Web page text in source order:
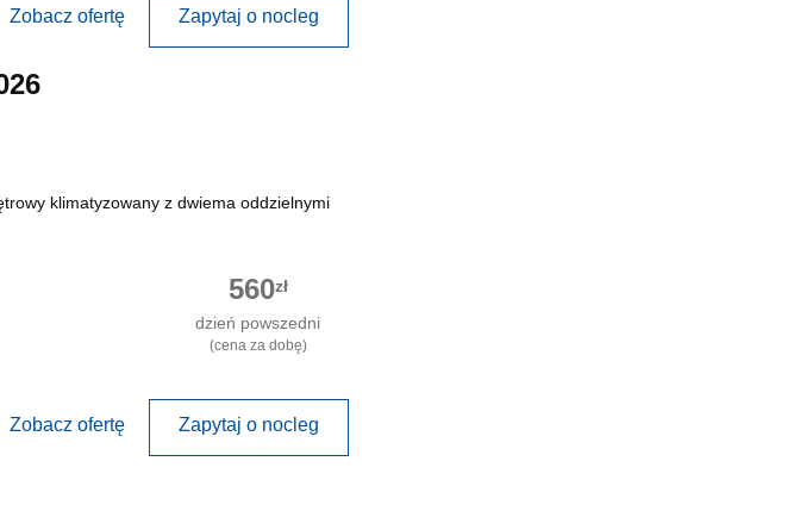
Zobacz ofertę Zapytaj o nocleg
klimatyzowany z dwiema oddzielnymi
560zł
dzień powszedni
(cena za dobę)
Zobacz ofertę Zapytaj o nocleg